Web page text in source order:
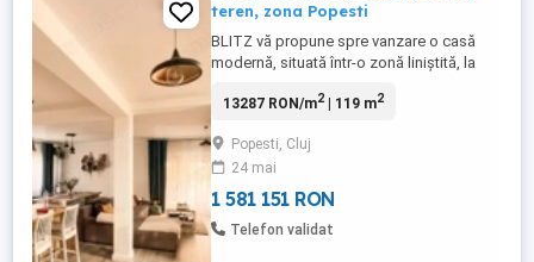
teren, zona Popesti
BLITZ vă propune spre vanzare o casă
modernă, situată într-o zonă liniștită, la
care își doresc confort, intimitate și acces
suprafață utilă de 120 mp și este
amplasată pe un teren de aproximativ 350
mp, fiind complet racordată ...
13287 RON/m2| 119 m2
Popesti, Cluj
24 mai
1 581 151 RON
Telefon validat